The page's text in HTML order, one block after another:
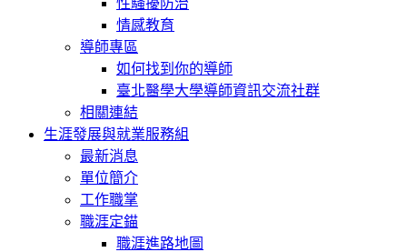
情感教育
導師專區
如何找到你的導師
臺北醫學大學導師資訊交流社群
相關連結
生涯發展與就業服務組
最新消息
單位簡介
工作職掌
職涯定錨
職涯進路地圖